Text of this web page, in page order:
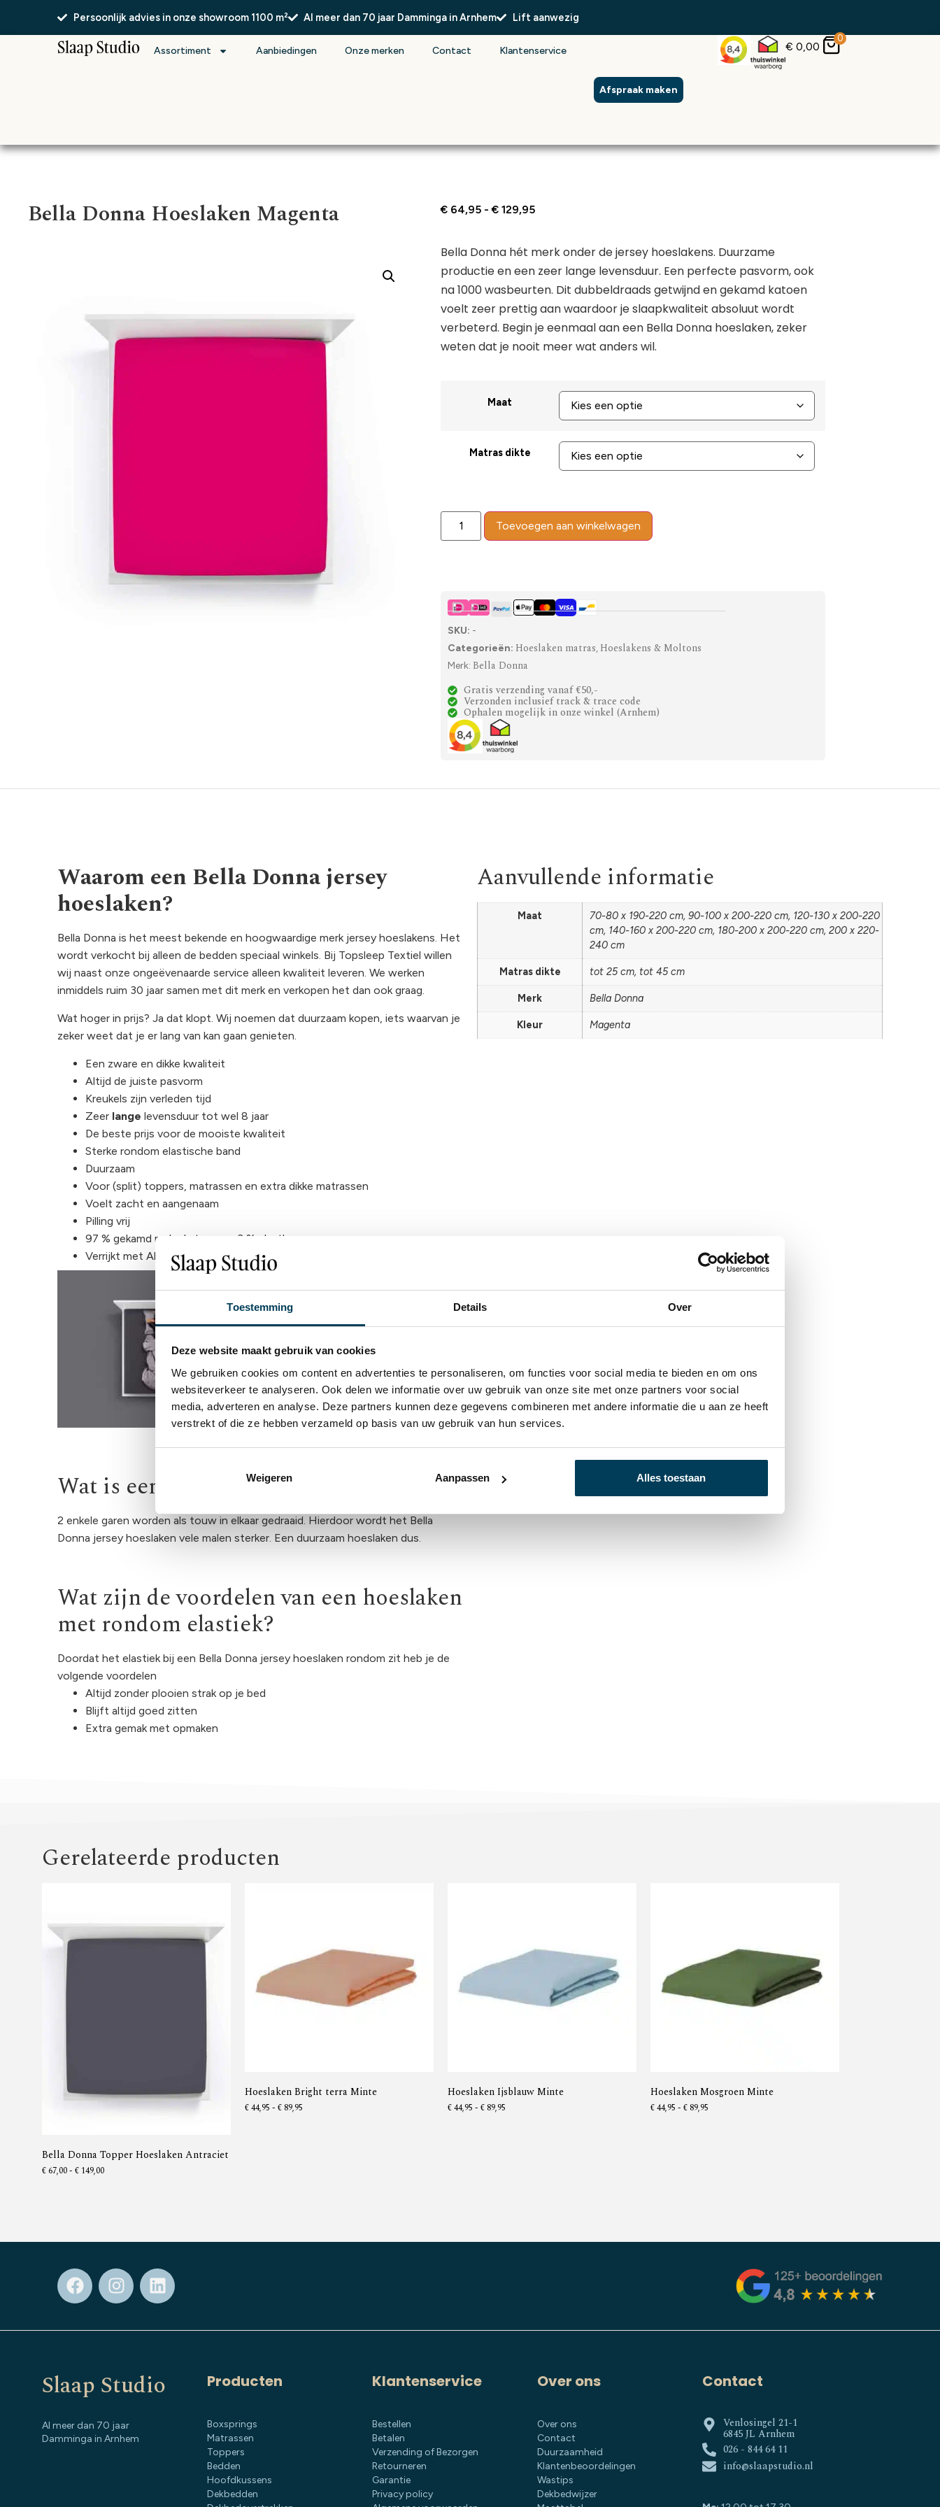
Toestemming Details Over
Deze website maakt gebruik van cookies
We gebruiken cookies om content en advertenties te personaliseren, om functies voor social media te bieden en om ons
websiteverkeer te analyseren. Ook delen we informatie over uw gebruik van onze site met onze partners voor social
media, adverteren en analyse. Deze partners kunnen deze gegevens combineren met andere informatie die u aan ze heeft
verstrekt of die ze hebben verzameld op basis van uw gebruik van hun services.
Weigeren Aanpassen Alles toestaan
Persoonlijk advies in onze showroom 1100 m² Al meer dan 70 jaar Damminga in Arnhem Lift aanwezig
Assortiment Aanbiedingen Onze merken Contact Klantenservice
Afspraak maken
€ 0,00
0
Bella Donna Hoeslaken Magenta € 64,95 - € 129,95
Bella Donna hét merk onder de jersey hoeslakens. Duurzame
productie en een zeer lange levensduur. Een perfecte pasvorm, ook
na 1000 wasbeurten. Dit dubbeldraads getwijnd en gekamd katoen
voelt zeer prettig aan waardoor je slaapkwaliteit absoluut wordt
verbeterd. Begin je eenmaal aan een Bella Donna hoeslaken, zeker
weten dat je nooit meer wat anders wil.
Maat
Matras dikte
Toevoegen aan winkelwagen
SKU: -
Categorieën: Hoeslaken matras, Hoeslakens & Moltons
Merk: Bella Donna
Gratis verzending vanaf €50,-
Verzonden inclusief track & trace code
Ophalen mogelijk in onze winkel (Arnhem)
Waarom een Bella Donna jersey
hoeslaken?
Bella Donna is het meest bekende en hoogwaardige merk jersey hoeslakens. Het
wordt verkocht bij alleen de bedden speciaal winkels. Bij Topsleep Textiel willen
wij naast onze ongeëvenaarde service alleen kwaliteit leveren. We werken
inmiddels ruim 30 jaar samen met dit merk en verkopen het dan ook graag.
Wat hoger in prijs? Ja dat klopt. Wij noemen dat duurzaam kopen, iets waarvan je
zeker weet dat je er lang van kan gaan genieten.
Een zware en dikke kwaliteit
Altijd de juiste pasvorm
Kreukels zijn verleden tijd
Zeer lange levensduur tot wel 8 jaar
De beste prijs voor de mooiste kwaliteit
Sterke rondom elastische band
Duurzaam
Voor (split) toppers, matrassen en extra dikke matrassen
Voelt zacht en aangenaam
Pilling vrij
97 % gekamd mako katoen en 3 % elasthan
Verrijkt met Aloë Vera en Arganolie
Wat is een getwijnd hoeslaken?
2 enkele garen worden als touw in elkaar gedraaid. Hierdoor wordt het Bella
Donna jersey hoeslaken vele malen sterker. Een duurzaam hoeslaken dus.
Wat zijn de voordelen van een hoeslaken
met rondom elastiek?
Doordat het elastiek bij een Bella Donna jersey hoeslaken rondom zit heb je de
volgende voordelen
Altijd zonder plooien strak op je bed
Blijft altijd goed zitten
Extra gemak met opmaken
Aanvullende informatie
Maat
70-80 x 190-220 cm, 90-100 x 200-220 cm, 120-130 x 200-220
cm, 140-160 x 200-220 cm, 180-200 x 200-220 cm, 200 x 220-
240 cm
Matras dikte tot 25 cm, tot 45 cm
Merk Bella Donna
Kleur Magenta
Gerelateerde producten
Bella Donna Topper Hoeslaken Antraciet
€ 67,00- €149,00
Hoeslaken Bright terra Minte
€44,95 - € 89,95
Hoeslaken Ijsblauw Minte
€44,95 - € 89,95
Hoeslaken Mosgroen Minte
€44,95 - € 89,95
Slaap Studio
Al meer dan 70 jaar
Damminga in Arnhem
Producten
Boxsprings
Matrassen
Toppers
Bedden
Hoofdkussens
Dekbedden
Klantenservice
Bestellen
Betalen
Verzending of Bezorgen
Retourneren
Garantie
Privacy policy
Over ons
Over ons
Contact
Duurzaamheid
Klantenbeoordelingen
Wastips
Dekbedwijzer
Contact
Venlosingel 21-1
6845 JL Arnhem
026 - 844 64 11
info@slaapstudio.nl